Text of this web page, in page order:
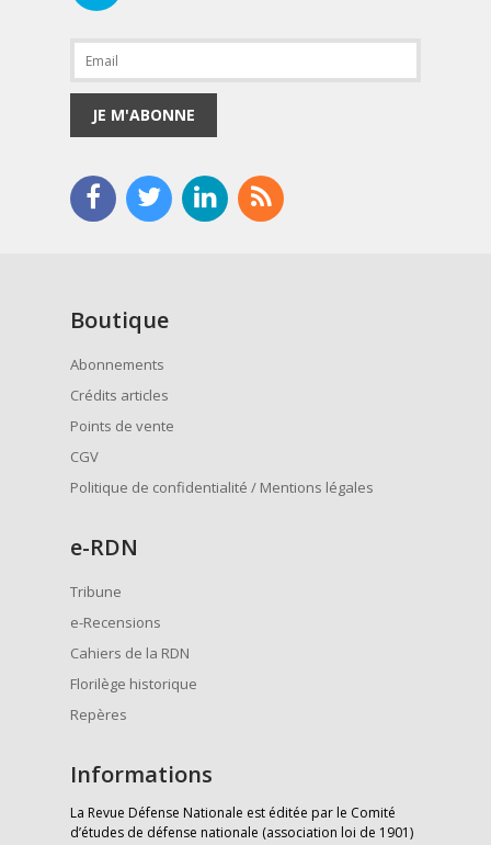
JE M'ABONNE
Boutique
Abonnements
Crédits articles
Points de vente
CGV
Politique de confidentialité / Mentions légales
e-RDN
Tribune
e-Recensions
Cahiers de la RDN
Florilège historique
Repères
Informations
La Revue Défense Nationale est éditée par le Comité
d’études de défense nationale (association loi de 1901)